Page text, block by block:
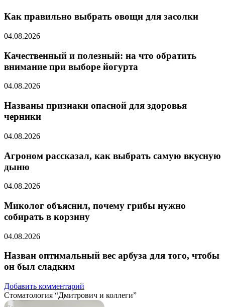
Как правильно выбрать овощи для засолки
04.08.2026
Качественный и полезный: на что обратить
внимание при выборе йогурта
04.08.2026
Названы признаки опасной для здоровья
черники
04.08.2026
Агроном рассказал, как выбрать самую вкусную
дыню
04.08.2026
Миколог объяснил, почему грибы нужно
собирать в корзину
04.08.2026
Назван оптимальный вес арбуза для того, чтобы
он был сладким
Добавить комментарий
Стоматология “Дмитрович и коллеги”